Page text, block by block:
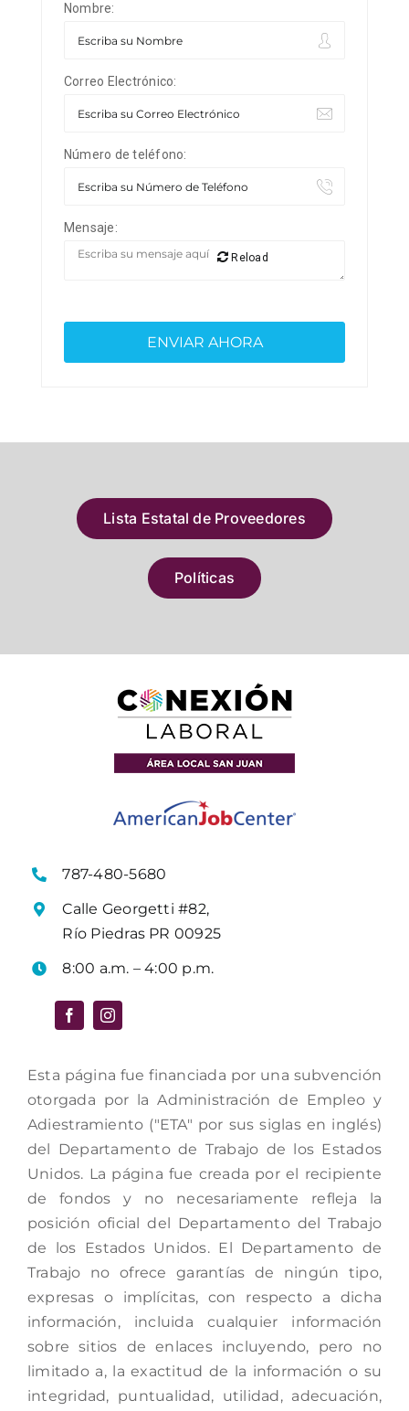
Nombre:
Correo Electrónico:
Número de teléfono:
Mensaje:
Reload
Lista Estatal de Proveedores
Políticas
787-480-5680
Calle Georgetti #82,
Río Piedras PR 00925
8:00 a.m. – 4:00 p.m.
Esta página fue financiada por una subvención
otorgada por la Administración de Empleo y
Adiestramiento ("ETA" por sus siglas en inglés)
del Departamento de Trabajo de los Estados
Unidos. La página fue creada por el recipiente
de fondos y no necesariamente refleja la
posición oficial del Departamento del Trabajo
de los Estados Unidos. El Departamento de
Trabajo no ofrece garantías de ningún tipo,
expresas o implícitas, con respecto a dicha
información, incluida cualquier información
sobre sitios de enlaces incluyendo, pero no
limitado a, la exactitud de la información o su
integridad, puntualidad, utilidad, adecuación,